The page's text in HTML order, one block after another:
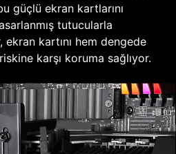
güçlü ekran kartlarını
tutucularla
ekran kartını hem dengede
karşı koruma sağlıyor.